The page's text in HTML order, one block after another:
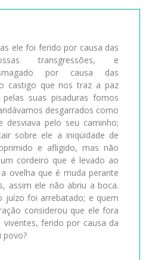
ele foi ferido por causa das
transgressões, e
por causa das
castigo que nos traz a paz
suas pisaduras fomos
desgarrados como
desviava pelo seu caminho;
sobre ele a iniqüidade de
e afligido, mas não
cordeiro que é levado ao
ovelha que é muda perante
assim ele não abriu a boca.
juízo foi arrebatado; e quem
considerou que ele fora
ferido por causa da
povo?